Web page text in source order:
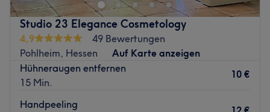
Studio 23 Elegance Cosmetology
4,9
49 Bewertungen
Pohlheim, Hessen
Auf Karte anzeigen
Hühneraugen entfernen
15 Min.
10 €
Handpeeling